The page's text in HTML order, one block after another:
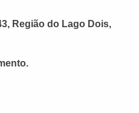
Região do Lago Dois,